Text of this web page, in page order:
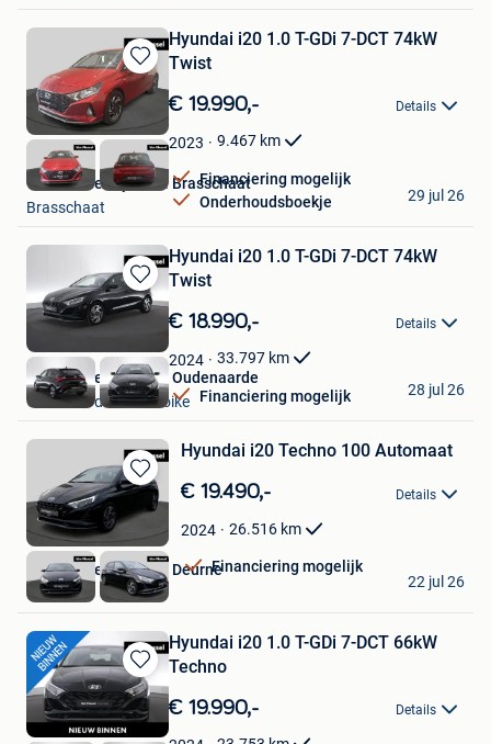
Bewaren
in
Mijn
Favorieten
Hyundai i20 1.0 T-GDi 7-DCT 74kW
Twist
€ 19.990,- Details
2023 9.467 km
Financiering mogelijk
Onderhoudsboekje
Van Mossel Hyundai Brasschaat
Brasschaat
29 jul 26
Bewaren
in
Favorieten
Hyundai i20 1.0 T-GDi 7-DCT 74kW
Twist
€ 18.990,- Details
2024 33.797 km
Financiering mogelijk
Van Mossel Hyundai Oudenaarde
Oudenaarde+Deel Ooike
28 jul 26
Bewaren
Mijn
Favorieten
Hyundai i20 Techno 100 Automaat
€ 19.490,- Details
2024 26.516 km
Financiering mogelijk
Van Mossel Hyundai Deurne
Deurne
22 jul 26
Bewaren
in
Mijn
Favorieten
Hyundai i20 1.0 T-GDi 7-DCT 66kW
Techno
€ 19.990,- Details